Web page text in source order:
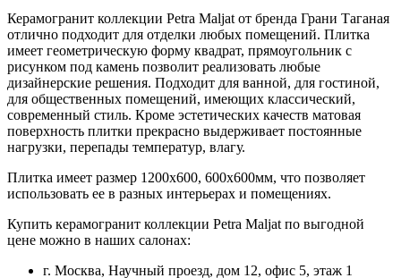
Керамогранит коллекции Petra Maljat от бренда Грани Таганая
отлично подходит для отделки любых помещений. Плитка
имеет геометрическую форму квадрат, прямоугольник с
рисунком под камень позволит реализовать любые
дизайнерские решения. Подходит для ванной, для гостиной,
для общественных помещений, имеющих классический,
современный стиль. Кроме эстетических качеств матовая
поверхность плитки прекрасно выдерживает постоянные
нагрузки, перепады температур, влагу.
Плитка имеет размер 1200х600, 600х600мм, что позволяет
использовать ее в разных интерьерах и помещениях.
Купить керамогранит коллекции Petra Maljat по выгодной
цене можно в наших салонах:
г. Москва, Научный проезд, дом 12, офис 5, этаж 1